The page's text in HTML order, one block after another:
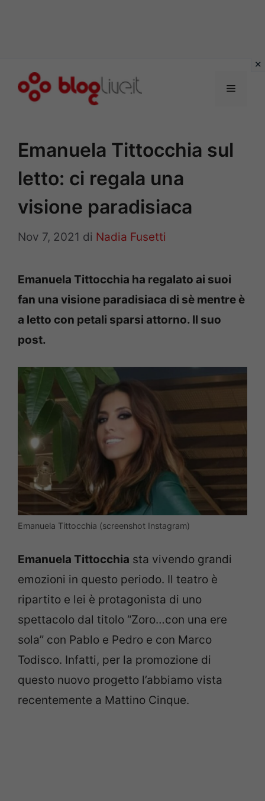
Menu
Emanuela Tittocchia sul
letto: ci regala una
visione paradisiaca
Nov 7, 2021 di Nadia Fusetti
Emanuela Tittocchia ha regalato ai suoi
fan una visione paradisiaca di sè mentre è
a letto con petali sparsi attorno. Il suo
post.
Emanuela Tittocchia (screenshot Instagram)
Emanuela Tittocchia sta vivendo grandi
emozioni in questo periodo. Il teatro è
ripartito e lei è protagonista di uno
spettacolo dal titolo “Zoro…con una ere
sola” con Pablo e Pedro e con Marco
Todisco. Infatti, per la promozione di
questo nuovo progetto l’abbiamo vista
recentemente a Mattino Cinque.